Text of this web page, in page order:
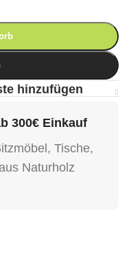
hinzufügen
300€ Einkauf
Tische,
Naturholz